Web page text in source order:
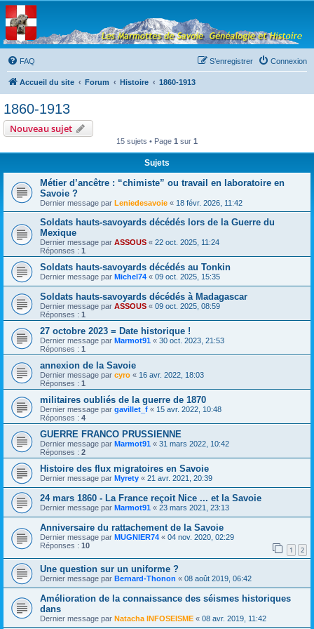
Les Marmottes de
Savoie
Forum d'entraide généalogique
FAQ
Connexion
S’enregistrer
Accueil du site Forum Histoire 1860-1913
1860-1913
Nouveau sujet
15 sujets • Page 1 sur 1
Sujets
Métier d’ancêtre : “chimiste” ou travail en laboratoire en
Savoie ?
Dernier message par Leniedesavoie « 18 févr. 2026, 11:42
Soldats hauts-savoyards décédés lors de la Guerre du
Mexique
Dernier message par ASSOUS « 22 oct. 2025, 11:24
Réponses : 1
Soldats hauts-savoyards décédés au Tonkin
Dernier message par Michel74 « 09 oct. 2025, 15:35
Soldats hauts-savoyards décédés à Madagascar
Dernier message par ASSOUS « 09 oct. 2025, 08:59
Réponses : 1
27 octobre 2023 = Date historique !
Dernier message par Marmot91 « 30 oct. 2023, 21:53
Réponses : 1
annexion de la Savoie
Dernier message par cyro « 16 avr. 2022, 18:03
Réponses : 1
militaires oubliés de la guerre de 1870
Dernier message par gavillet_f « 15 avr. 2022, 10:48
Réponses : 4
GUERRE FRANCO PRUSSIENNE
Dernier message par Marmot91 « 31 mars 2022, 10:42
Réponses : 2
Histoire des flux migratoires en Savoie
Dernier message par Myrety « 21 avr. 2021, 20:39
24 mars 1860 - La France reçoit Nice ... et la Savoie
Dernier message par Marmot91 « 23 mars 2021, 23:13
Anniversaire du rattachement de la Savoie
Dernier message par MUGNIER74 « 04 nov. 2020, 02:29
Réponses : 10 1 2
Une question sur un uniforme ?
Dernier message par Bernard-Thonon « 08 août 2019, 06:42
Amélioration de la connaissance des séismes historiques
dans
Dernier message par Natacha INFOSEISME « 08 avr. 2019, 11:42